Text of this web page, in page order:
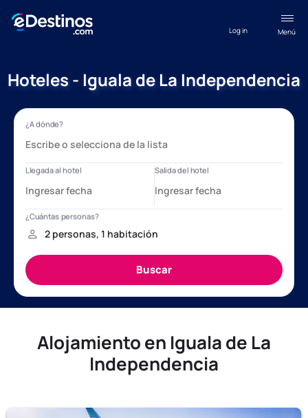
Menú
Log in
Hoteles - Iguala de La Independencia
Alojamiento en Iguala de La
Independencia